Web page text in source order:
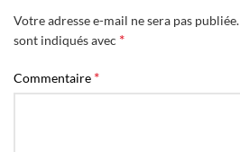
Votre adresse e-mail ne sera pas publiée.
sont indiqués avec *
Commentaire *